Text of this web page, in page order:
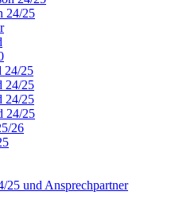
24/25
24/25
24/25
24/25
24/25
26
25 und Ansprechpartner